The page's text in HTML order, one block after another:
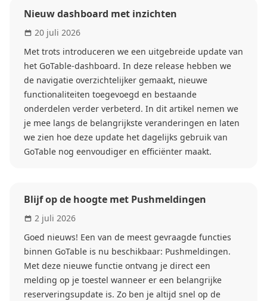
Nieuw dashboard met inzichten
20 juli 2026
Met trots introduceren we een uitgebreide update van
het GoTable-dashboard. In deze release hebben we
de navigatie overzichtelijker gemaakt, nieuwe
functionaliteiten toegevoegd en bestaande
onderdelen verder verbeterd. In dit artikel nemen we
je mee langs de belangrijkste veranderingen en laten
we zien hoe deze update het dagelijks gebruik van
GoTable nog eenvoudiger en efficiënter maakt.
Blijf op de hoogte met Pushmeldingen
2 juli 2026
Goed nieuws! Een van de meest gevraagde functies
binnen GoTable is nu beschikbaar: Pushmeldingen.
Met deze nieuwe functie ontvang je direct een
melding op je toestel wanneer er een belangrijke
reserveringsupdate is. Zo ben je altijd snel op de